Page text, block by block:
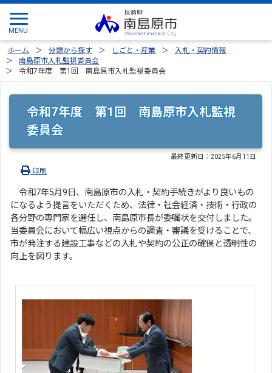
ホーム 分類から探す しごと・産業
入札・契約情報
南島原市入札監視委員会
令和7年度 第1回 南島原市入札監視委員会
令和7年度 第1回 南島原市入札監視
委員会
最終更新日：2025年6月11日
印刷
令和7年5月9日、南島原市の入札・契約手続きがより良いもの
になるよう提言をいただくため、法律・社会経済・技術・行政の
各分野の専門家を選任し、南島原市長が委嘱状を交付しました。
当委員会において幅広い視点からの調査・審議を受けることで、
市が発注する建設工事などの入札や契約の公正の確保と透明性の
向上を図ります。